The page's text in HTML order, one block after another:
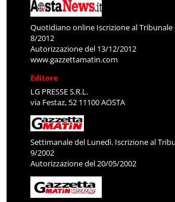
Quotidiano online Iscrizione al Tribunale
8/2012
Autorizzazione del 13/12/2012
www.gazzettamatin.com
Editore
LG PRESSE S.R.L.
via Festaz, 52 11100 AOSTA
Settimanale del Lunedì. Iscrizione al
9/2002
Autorizzazione del 20/05/2002